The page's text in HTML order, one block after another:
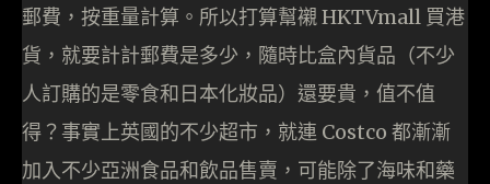
郵費，按重量計算。所以打算幫襯 HKTVmall 買港
貨，就要計計郵費是多少，隨時比盒內貨品（不少
人訂購的是零食和日本化妝品）還要貴，值不值
得？事實上英國的不少超市，就連 Costco 都漸漸
加入不少亞洲食品和飲品售賣，可能除了海味和藥